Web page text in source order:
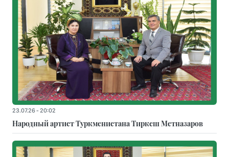
23.07.26 - 20:02
Народный артист Туркменистана Тиркеш Мeтназаров